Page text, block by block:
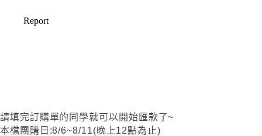
請填完訂購單的同學就可以開始匯款了~
本檔團購日:8/6~8/11(晚上12點為止)